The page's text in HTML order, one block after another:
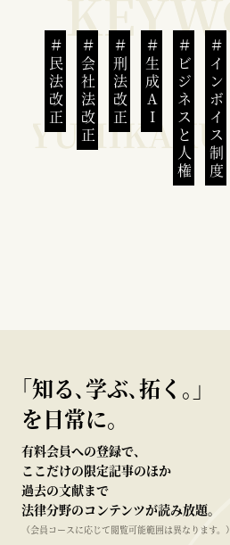
民法改正 会社法改正 刑法改正 生成AI ビジネスと人権インボイス制度
｢知る､学ぶ､拓く｡｣
を日常に。
有料会員への登録で、
ここだけの限定記事のほか
過去の文献まで
法律分野のコンテンツが読み放題。
（会員コースに応じて閲覧可能範囲は異なります。）